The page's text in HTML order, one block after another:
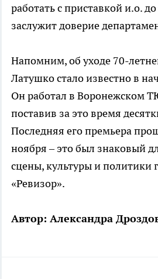
работать с приставкой и.о.
заслужит доверие
Напомним, об уходе 70-
Латушко стало известно в
Он работал в Воронежском
поставив за это время
Последняя его премьера
ноября – это был знаковый
сцены, культуры и политики
«Ревизор».
Автор: Александра